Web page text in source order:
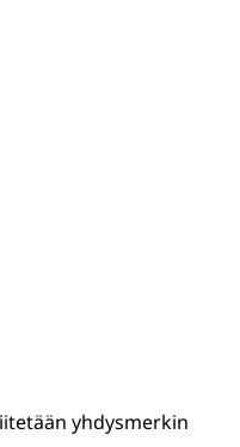
yhdysmerkin